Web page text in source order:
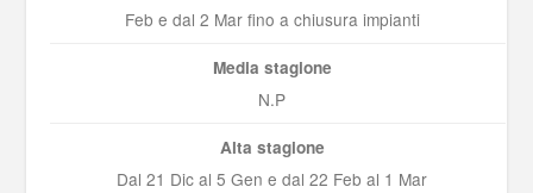
Feb e dal 2 Mar fino a chiusura impianti
Media stagione
N.P
Alta stagione
Dal 21 Dic al 5 Gen e dal 22 Feb al 1 Mar